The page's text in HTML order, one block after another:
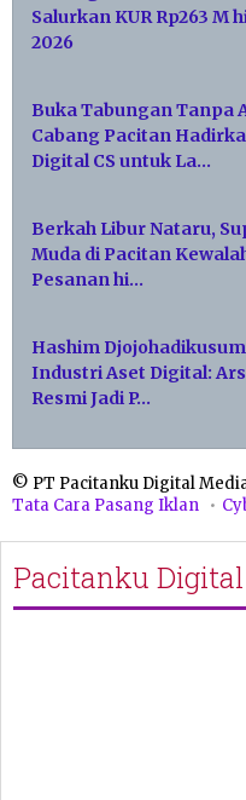
Salurkan KUR Rp263 M
2026
Buka Tabungan Tanpa
Cabang Pacitan
Digital CS untuk La…
Berkah Libur Nataru,
Muda di Pacitan
Pesanan hi…
Hashim
Industri Aset Digital:
Resmi Jadi P…
© PT Pacitanku Digital
Tata Cara Pasang Iklan
Pacitanku